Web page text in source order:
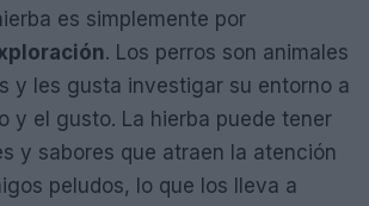
es simplemente por
. Los perros son animales
y les gusta investigar su entorno a
y el gusto. La hierba puede tener
y sabores que atraen la atención
peludos, lo que los lleva a